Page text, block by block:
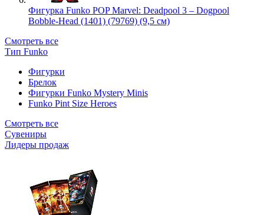
Фигурка Funko POP Marvel: Deadpool 3 – Dogpool
Bobble-Head (1401) (79769) (9,5 см)
Смотреть все
Тип Funko
Фигурки
Брелок
Фигурки Funko Mystery Minis
Funko Pint Size Heroes
Смотреть все
Сувениры
Лидеры продаж